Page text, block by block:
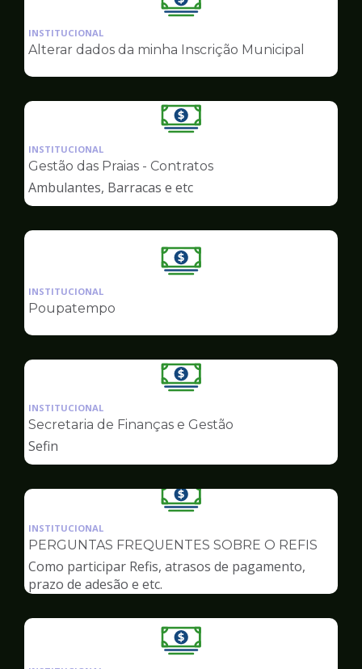
Ilustração
pagina
Finanças
INSTITUCIONAL
Alterar dados da minha Inscrição Municipal
Ilustração
pagina
de
Finanças
INSTITUCIONAL
Gestão das Praias - Contratos
Ambulantes, Barracas e etc
Ilustração
Finanças
INSTITUCIONAL
Poupatempo
Ilustração
pagina
INSTITUCIONAL
Secretaria de Finanças e Gestão
Sefin
Ilustração
pagina
Finanças
INSTITUCIONAL
PERGUNTAS FREQUENTES SOBRE O REFIS
Como participar Refis, atrasos de pagamento,
prazo de adesão e etc.
Ilustração